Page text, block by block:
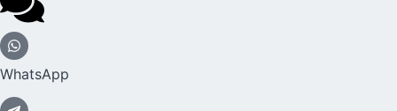
WhatsApp